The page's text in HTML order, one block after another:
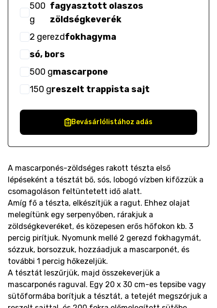
500
g
fagyasztott olaszos
zöldségkeverék
2 gerezdfokhagyma
só, bors
500 gmascarpone
150 greszelt trappista sajt
Bevásárlólistához adás
A mascarponés-zöldséges rakott tészta első
lépéseként a tésztát bő, sós, lobogó vízben kifőzzük a
csomagoláson feltüntetett idő alatt.
Amíg fő a tészta, elkészítjük a ragut. Ehhez olajat
melegítünk egy serpenyőben, rárakjuk a
zöldségkeveréket, és közepesen erős hőfokon kb. 3
percig pirítjuk. Nyomunk mellé 2 gerezd fokhagymát,
sózzuk, borsozzuk, hozzáadjuk a mascarponét, és
további 1 percig hőkezeljük.
A tésztát leszűrjük, majd összekeverjük a
mascarponés raguval. Egy 20 x 30 cm-es tepsibe vagy
sütőformába borítjuk a tésztát, a tetejét megszórjuk a